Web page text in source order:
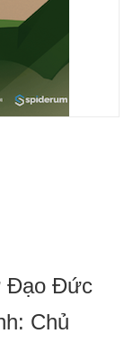
Đạo Đức
Chủ